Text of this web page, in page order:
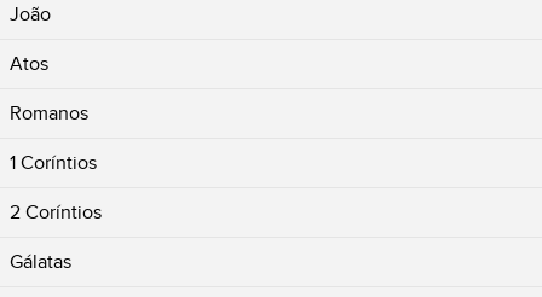
João
Atos
Romanos
1 Coríntios
2 Coríntios
Gálatas